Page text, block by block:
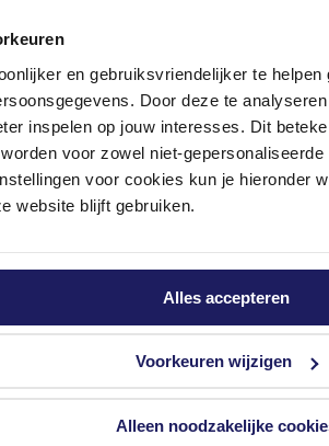
en gebruiksvriendelijker te
Door deze te
inspelen op jouw interesses. Dit
voor zowel niet-
voor cookies kun je hieronder
website blijft gebruiken.
Alles accepteren
Voorkeuren wijzigen
Alleen noodzakelijke
van 10.00 tot 15.00 uur.
onze veelgestelde vragen